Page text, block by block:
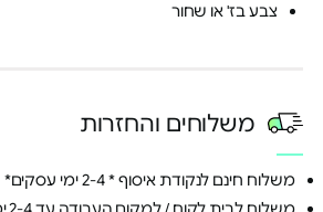
צבע בז' או שחור
משלוחים והחזרות
משלוח חינם לנקודת איסוף * 2-4 ימי עסקים*